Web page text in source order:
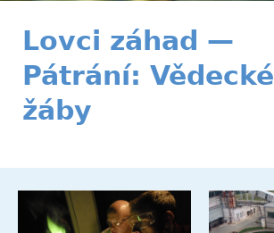
Lovci záhad —
Pátrání: Vědecké
žáby